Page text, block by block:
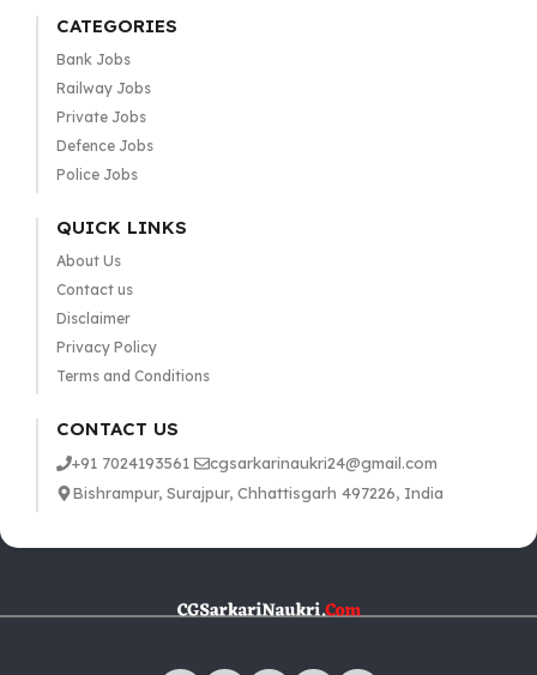
CATEGORIES
Bank Jobs
Railway Jobs
Private Jobs
Defence Jobs
Police Jobs
QUICK LINKS
About Us
Contact us
Disclaimer
Privacy Policy
Terms and Conditions
CONTACT US
+91 7024193561
cgsarkarinaukri24@gmail.com
Bishrampur, Surajpur, Chhattisgarh 497226, India